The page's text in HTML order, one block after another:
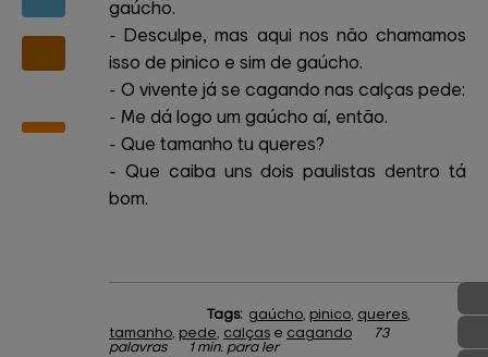
gaúcho.
- Desculpe, mas aqui nos não chamamos
isso de pinico e sim de gaúcho.
- O vivente já se cagando nas calças pede:
- Me dá logo um gaúcho aí, então.
- Que tamanho tu queres?
- Que caiba uns dois paulistas dentro tá
bom.
Tags: gaúcho, pinico, queres,
tamanho, pede, calças e cagando
73
palavras
1 min. para ler